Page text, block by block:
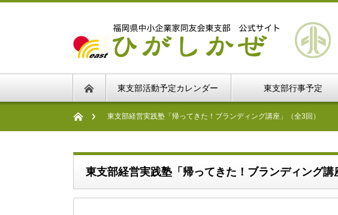
東支部活動予定カレンダー 東支部行事予定
東支部経営実践塾「帰ってきた！ブランディング講座」（全3回）
東支部経営実践塾「帰ってきた！ブランディング講